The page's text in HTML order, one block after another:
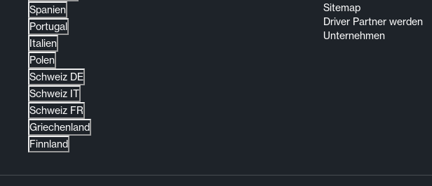
Spanien
Portugal
Italien
Polen
Schweiz DE
Schweiz IT
Schweiz FR
Griechenland
Finnland
Sitemap
Driver Partner werden
Unternehmen